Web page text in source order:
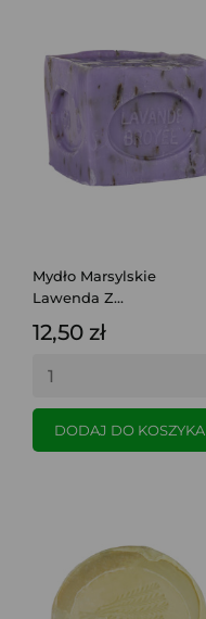
Mydło Marsylskie
Lawenda Z...
12,50 zł
DODAJ DO KOSZYKA